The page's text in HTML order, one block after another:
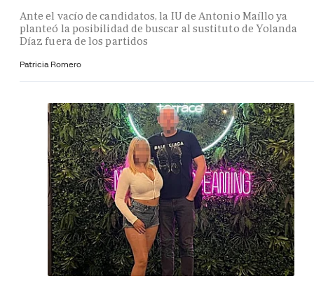
Ante el vacío de candidatos, la IU de Antonio Maíllo ya
planteó la posibilidad de buscar al sustituto de Yolanda
Díaz fuera de los partidos
Patricia Romero